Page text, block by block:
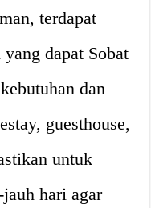
terdapat
dapat Sobat
dan
guesthouse,
untuk
hari agar